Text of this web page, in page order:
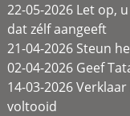
22-05-2026 Let op,
dat zélf aangeeft
21-04-2026 Steun
02-04-2026 Geef
14-03-2026
voltooid